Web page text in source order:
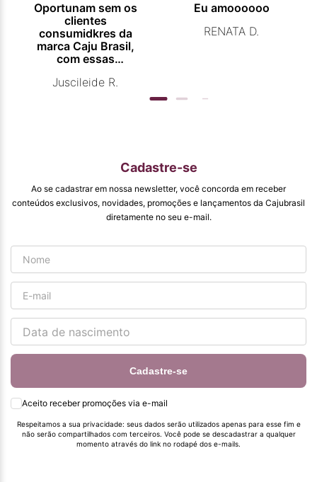
Oportunam sem os
clientes
consumidkres da
marca Caju Brasil,
com essas
promocionais de
qualidade que vcs
entregam. Parabéns
#
pormaiscampanhaspromorcionais.
Juscileide R.
Eu amoooooo
RENATA D.
Cadastre-se
Ao se cadastrar em nossa newsletter, você concorda em receber
conteúdos exclusivos, novidades, promoções e lançamentos da Cajubrasil
diretamente no seu e-mail.
Cadastre-se
Aceito receber promoções via e-mail
Respeitamos a sua privacidade: seus dados serão utilizados apenas para esse fim e
não serão compartilhados com terceiros. Você pode se descadastrar a qualquer
momento através do link no rodapé dos e-mails.